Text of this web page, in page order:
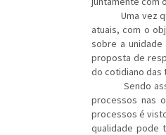
Uma vez que
atuais, com o
sobre a
proposta de
do cotidiano das
Sendo assim,
processos nas
processos é
qualidade pode